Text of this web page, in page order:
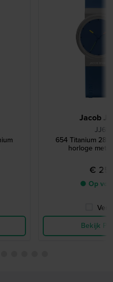
Jacob
654 Titanium 28.5 mm Titanium
horloge met
€
● Op
Bekijk